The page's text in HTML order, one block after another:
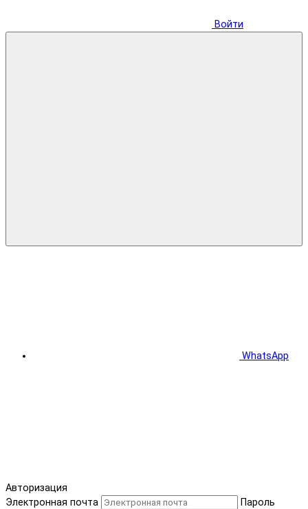
Войти
WhatsApp
Авторизация
Электронная почта
Пароль